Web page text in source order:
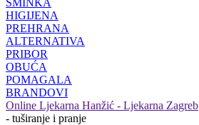
ŠMINKA
HIGIJENA
PREHRANA
ALTERNATIVA
PRIBOR
OBUĆA
POMAGALA
BRANDOVI
Online Ljekarna Hanžić - Ljekarna Zagreb
- tuširanje i pranje